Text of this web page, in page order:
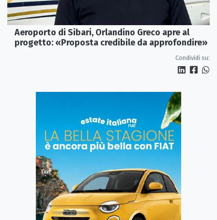
Aeroporto di Sibari, Orlandino Greco apre al
progetto: «Proposta credibile da approfondire»
Condividi su: